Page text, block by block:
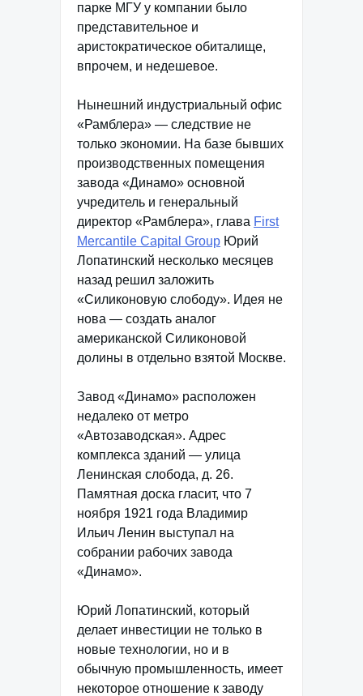
парке МГУ у компании было
представительное и
аристократическое обиталище,
впрочем, и недешевое.
Нынешний индустриальный офис
«Рамблера» — следствие не
только экономии. На базе бывших
производственных помещения
завода «Динамо» основной
учредитель и генеральный
директор «Рамблера», глава First
Mercantile Capital Group Юрий
Лопатинский несколько месяцев
назад решил заложить
«Силиконовую слободу». Идея не
нова — создать аналог
американской Силиконовой
долины в отдельно взятой Москве.
Завод «Динамо» расположен
недалеко от метро
«Автозаводская». Адрес
комплекса зданий — улица
Ленинская слобода, д. 26.
Памятная доска гласит, что 7
ноября 1921 года Владимир
Ильич Ленин выступал на
собрании рабочих завода
«Динамо».
Юрий Лопатинский, который
делает инвестиции не только в
новые технологии, но и в
обычную промышленность, имеет
некоторое отношение к заводу